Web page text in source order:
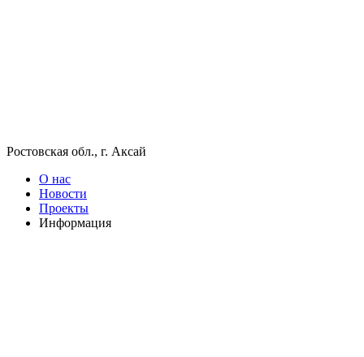
Ростовская обл., г. Аксай
О нас
Новости
Проекты
Информация